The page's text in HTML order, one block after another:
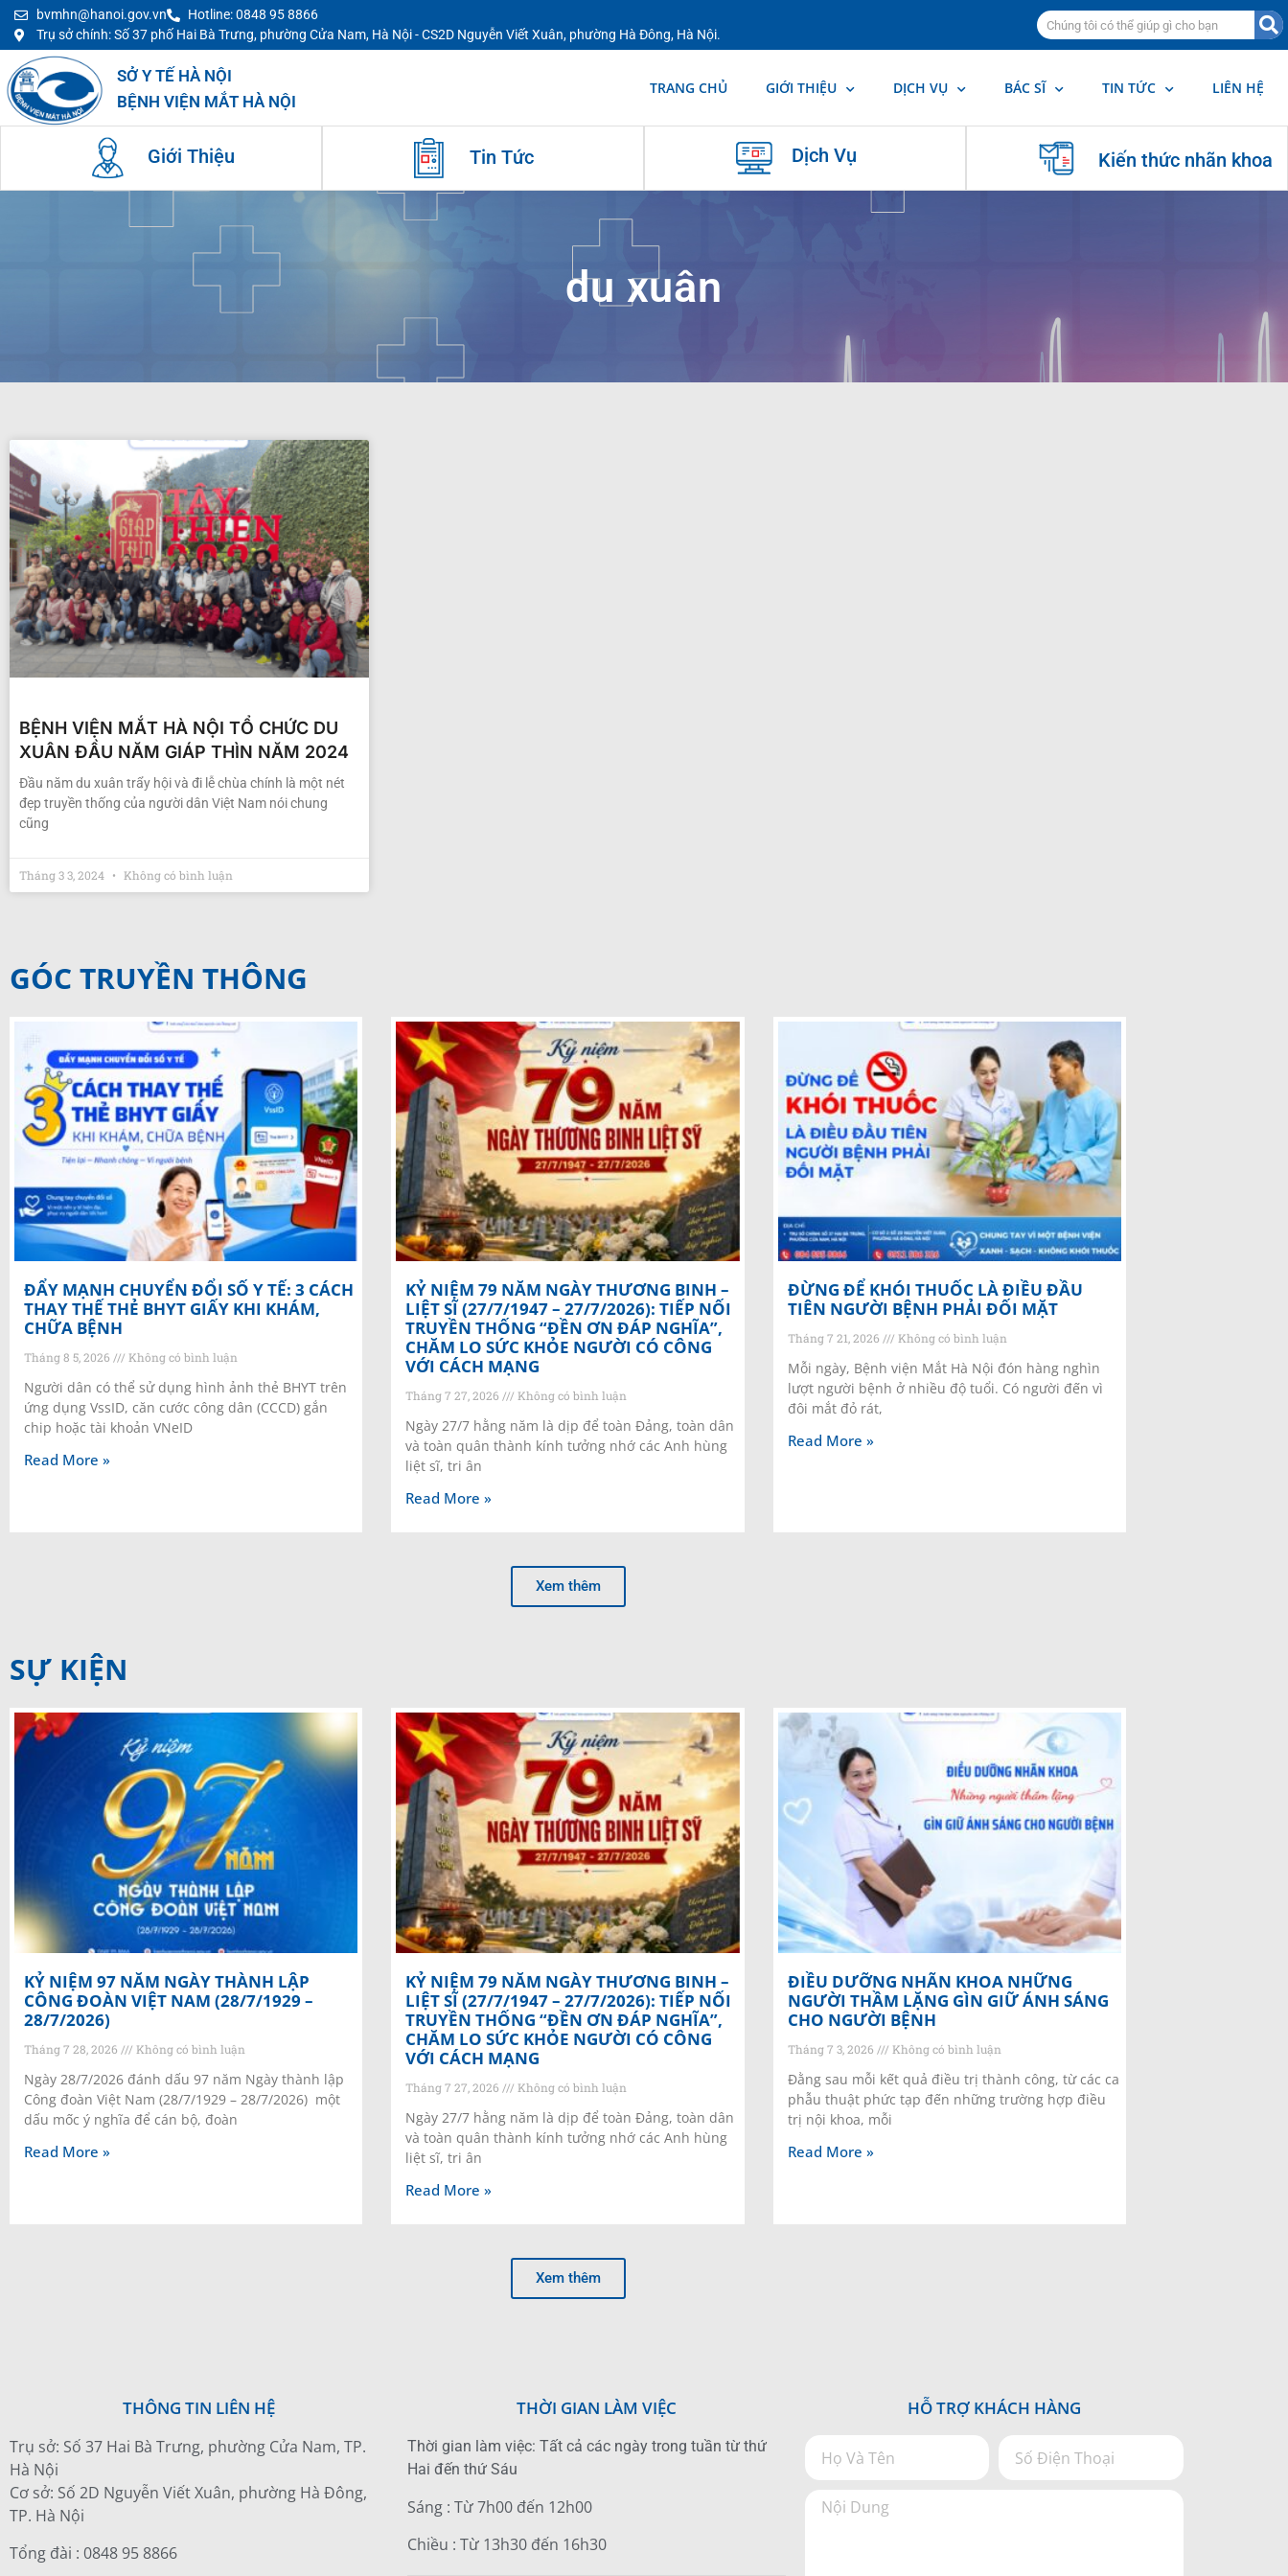
bvmhn@hanoi.gov.vn
Hotline: 0848 95 8866
Trụ sở chính: Số 37 phố Hai Bà Trưng, phường Cửa Nam, Hà Nội - CS2D Nguyễn Viết Xuân, phường Hà Đông, Hà Nội.
SỞ Y TẾ HÀ NỘI
BỆNH VIỆN MẮT HÀ NỘI
TRANG CHỦ GIỚI THIỆU DỊCH VỤ BÁC SĨ TIN TỨC LIÊN HỆ
Giới Thiệu Tin Tức Dịch Vụ Kiến thức nhãn khoa
du xuân
BỆNH VIỆN MẮT HÀ NỘI TỔ CHỨC DU
XUÂN ĐẦU NĂM GIÁP THÌN NĂM 2024
Đầu năm du xuân trẩy hội và đi lễ chùa chính là một nét
đẹp truyền thống của người dân Việt Nam nói chung
cũng
Tháng 3 3, 2024 Không có bình luận
GÓC TRUYỀN THÔNG
ĐẨY MẠNH CHUYỂN ĐỔI SỐ Y TẾ: 3 CÁCH
THAY THẾ THẺ BHYT GIẤY KHI KHÁM,
CHỮA BỆNH
Tháng 8 5, 2026 Không có bình luận
Người dân có thể sử dụng hình ảnh thẻ BHYT trên
ứng dụng VssID, căn cước công dân (CCCD) gắn
chip hoặc tài khoản VNeID
Read More »
KỶ NIỆM 79 NĂM NGÀY THƯƠNG BINH –
LIỆT SĨ (27/7/1947 – 27/7/2026): TIẾP NỐI
TRUYỀN THỐNG “ĐỀN ƠN ĐÁP NGHĨA”,
CHĂM LO SỨC KHỎE NGƯỜI CÓ CÔNG
VỚI CÁCH MẠNG
Tháng 7 27, 2026 Không có bình luận
Ngày 27/7 hằng năm là dịp để toàn Đảng, toàn dân
và toàn quân thành kính tưởng nhớ các Anh hùng
liệt sĩ, tri ân
Read More »
ĐỪNG ĐỂ KHÓI THUỐC LÀ ĐIỀU ĐẦU
TIÊN NGƯỜI BỆNH PHẢI ĐỐI MẶT
Tháng 7 21, 2026 Không có bình luận
Mỗi ngày, Bệnh viện Mắt Hà Nội đón hàng nghìn
lượt người bệnh ở nhiều độ tuổi. Có người đến vì
đôi mắt đỏ rát,
Read More »
Xem thêm
SỰ KIỆN
KỶ NIỆM 97 NĂM NGÀY THÀNH LẬP
CÔNG ĐOÀN VIỆT NAM (28/7/1929 –
28/7/2026)
Tháng 7 28, 2026 Không có bình luận
Ngày 28/7/2026 đánh dấu 97 năm Ngày thành lập
Công đoàn Việt Nam (28/7/1929 – 28/7/2026) một
dấu mốc ý nghĩa để cán bộ, đoàn
Read More »
KỶ NIỆM 79 NĂM NGÀY THƯƠNG BINH –
LIỆT SĨ (27/7/1947 – 27/7/2026): TIẾP NỐI
TRUYỀN THỐNG “ĐỀN ƠN ĐÁP NGHĨA”,
CHĂM LO SỨC KHỎE NGƯỜI CÓ CÔNG
VỚI CÁCH MẠNG
Tháng 7 27, 2026 Không có bình luận
Ngày 27/7 hằng năm là dịp để toàn Đảng, toàn dân
và toàn quân thành kính tưởng nhớ các Anh hùng
liệt sĩ, tri ân
Read More »
ĐIỀU DƯỠNG NHÃN KHOA NHỮNG
NGƯỜI THẦM LẶNG GÌN GIỮ ÁNH SÁNG
CHO NGƯỜI BỆNH
Tháng 7 3, 2026 Không có bình luận
Đằng sau mỗi kết quả điều trị thành công, từ các ca
phẫu thuật phức tạp đến những trường hợp điều
trị nội khoa, mỗi
Read More »
Xem thêm
THÔNG TIN LIÊN HỆ
Trụ sở: Số 37 Hai Bà Trưng, phường Cửa Nam, TP.
Hà Nội
Cơ sở: Số 2D Nguyễn Viết Xuân, phường Hà Đông,
TP. Hà Nội
Tổng đài : 0848 95 8866
THỜI GIAN LÀM VIỆC
Thời gian làm việc: Tất cả các ngày trong tuần từ thứ
Hai đến thứ Sáu
Sáng : Từ 7h00 đến 12h00
Chiều : Từ 13h30 đến 16h30
HỖ TRỢ KHÁCH HÀNG